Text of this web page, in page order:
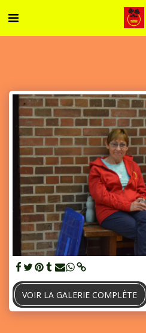
VOIR LA GALERIE COMPLÈTE